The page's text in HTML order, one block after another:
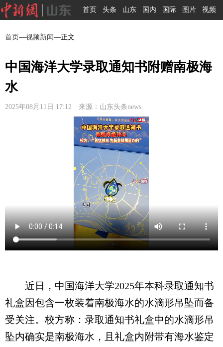
首页 头条 山东 国内 国际 图片 视频
首页—视频新闻—正文
中国海洋大学录取通知书附赠南极海
水
2025年08月11日 17:12 来源：山东头条news
近日，中国海洋大学2025年本科录取通知书
礼盒因包含一枚装着南极海水的水滴形吊坠而备
受关注。校方称：录取通知书礼盒中的水滴形吊
坠内确实是南极海水，且礼盒内附带有海水鉴定